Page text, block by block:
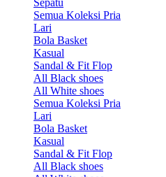
Sepatu
Semua Koleksi Pria
Lari
Bola Basket
Kasual
Sandal & Fit Flop
All Black shoes
All White shoes
Semua Koleksi Pria
Lari
Bola Basket
Kasual
Sandal & Fit Flop
All Black shoes